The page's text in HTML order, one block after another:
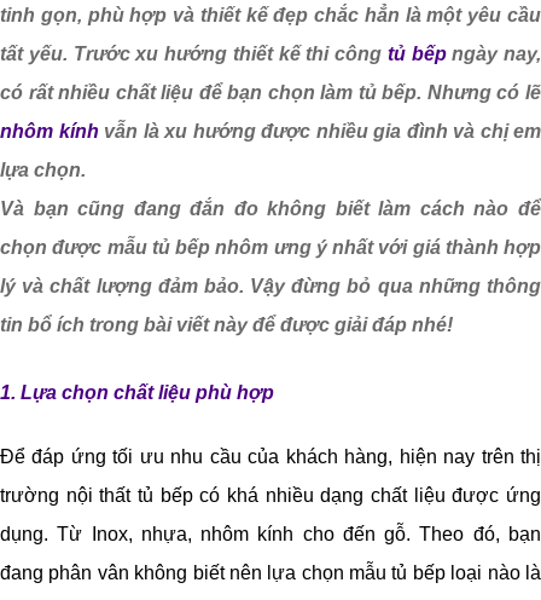
tinh gọn, phù hợp và thiết kế đẹp chắc hẳn là một yêu cầu
tất yếu. Trước xu hướng thiết kế thi công tủ bếpngày nay,
có rất nhiều chất liệu để bạn chọn làm tủ bếp. Nhưng có lẽ
nhôm kính vẫn là xu hướng được nhiều gia đình và chị em
lựa chọn.
Và bạn cũng đang đắn đo không biết làm cách nào để
chọn được mẫu tủ bếp nhôm ưng ý nhất với giá thành hợp
lý và chất lượng đảm bảo. Vậy đừng bỏ qua những thông
tin bổ ích trong bài viết này để được giải đáp nhé!
1. Lựa chọn chất liệu phù hợp
Để đáp ứng tối ưu nhu cầu của khách hàng, hiện nay trên thị
trường nội thất tủ bếp có khá nhiều dạng chất liệu được ứng
dụng. Từ Inox, nhựa, nhôm kính cho đến gỗ. Theo đó, bạn
đang phân vân không biết nên lựa chọn mẫu tủ bếp loại nào là